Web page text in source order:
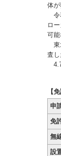
体が
令
ロ
可
東
査
【
申
免
無
設